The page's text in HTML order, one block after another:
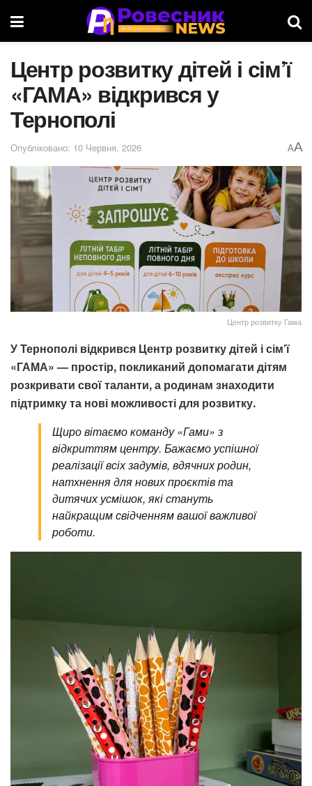
Центр розвитку дітей і сім’ї
«ГАМА» відкрився у
Тернополі
Опубліковано: 10 Червня, 2026 AA
Центр розвитку Гама
У Тернополі відкрився Центр розвитку дітей і сім’ї
«ГАМА» — простір, покликаний допомагати дітям
розкривати свої таланти, а родинам знаходити
підтримку та нові можливості для розвитку.
Щиро вітаємо команду «Гами» з
відкриттям центру. Бажаємо успішної
реалізації всіх задумів, вдячних родин,
натхнення для нових проєктів та
дитячих усмішок, які стануть
найкращим свідченням вашої важливої
роботи.